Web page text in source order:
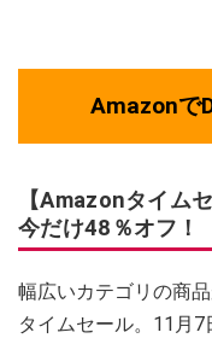
Amazonで
【Amazonタイム
今だけ48％オフ！
幅広いカテゴリの商
タイムセール。11月7